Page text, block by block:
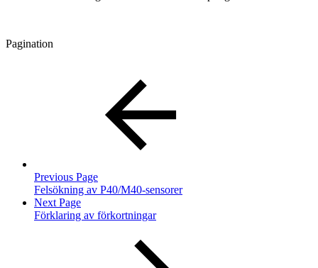
Pagination
Previous Page
Felsökning av P40/M40-sensorer
Next Page
Förklaring av förkortningar